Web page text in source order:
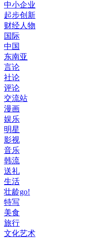
中小企业
起步创新
财经人物
国际
中国
东南亚
言论
社论
评论
交流站
漫画
娱乐
明星
影视
音乐
韩流
送礼
生活
壮龄go!
特写
美食
旅行
文化艺术